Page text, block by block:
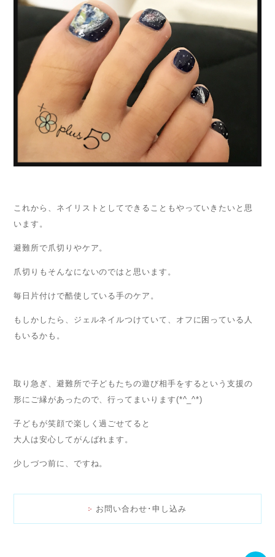
これから、ネイリストとしてできることもやっていきたいと思
います。
避難所で爪切りやケア。
爪切りもそんなにないのではと思います。
毎日片付けで酷使している手のケア。
もしかしたら、ジェルネイルつけていて、オフに困っている人
もいるかも。
取り急ぎ、避難所で子どもたちの遊び相手をするという支援の
形にご縁があったので、行ってまいります(*^_^*)
子どもが笑顔で楽しく過ごせてると
大人は安心してがんばれます。
少しづつ前に、ですね。
お問い合わせ･申し込み